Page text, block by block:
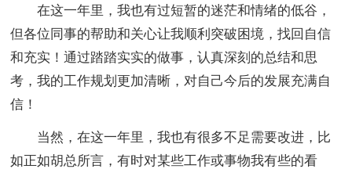
在这一年里，我也有过短暂的迷茫和情绪的低谷，
但各位同事的帮助和关心让我顺利突破困境，找回自信
和充实！通过踏踏实实的做事，认真深刻的总结和思
考，我的工作规划更加清晰，对自己今后的发展充满自
信！
当然，在这一年里，我也有很多不足需要改进，比
如正如胡总所言，有时对某些工作或事物我有些的看